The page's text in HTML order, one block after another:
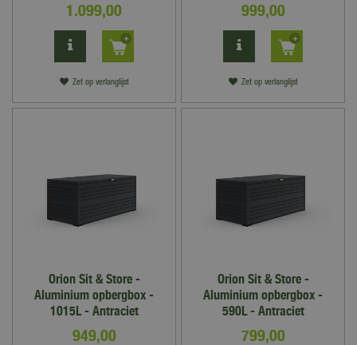
1.099,00
Zet op verlanglijst
999,00
Zet op verlanglijst
Orion Sit & Store -
Aluminium opbergbox -
1015L - Antraciet
949,00
Orion Sit & Store -
Aluminium opbergbox -
590L - Antraciet
799,00